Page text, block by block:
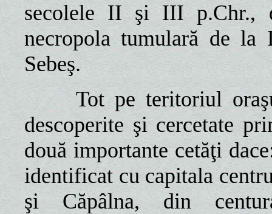
secolele II şi III p.Chr.,
necropola tumulară de
Sebeş.
Tot pe teritoriul
descoperite şi cercetate
două importante cetăţi
identificat cu capitala
şi Căpâlna, din